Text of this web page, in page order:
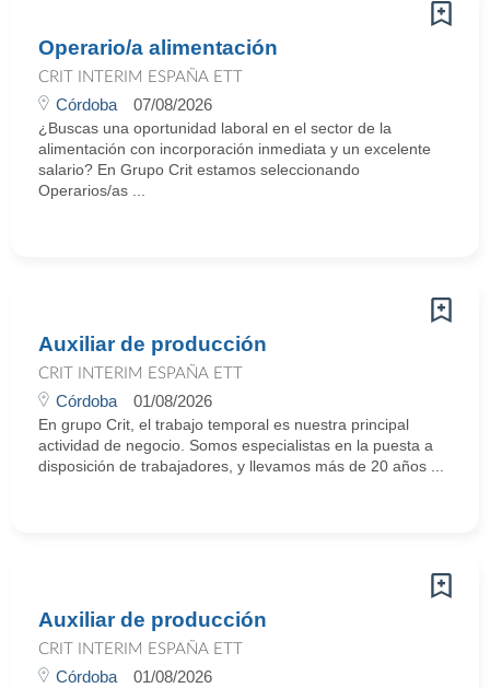
Operario/a alimentación
CRIT INTERIM ESPAÑA ETT
Córdoba 07/08/2026
¿Buscas una oportunidad laboral en el sector de la
alimentación con incorporación inmediata y un excelente
salario? En Grupo Crit estamos seleccionando
Operarios/as ...
Auxiliar de producción
CRIT INTERIM ESPAÑA ETT
Córdoba 01/08/2026
En grupo Crit, el trabajo temporal es nuestra principal
actividad de negocio. Somos especialistas en la puesta a
disposición de trabajadores, y llevamos más de 20 años ...
Auxiliar de producción
CRIT INTERIM ESPAÑA ETT
Córdoba 01/08/2026